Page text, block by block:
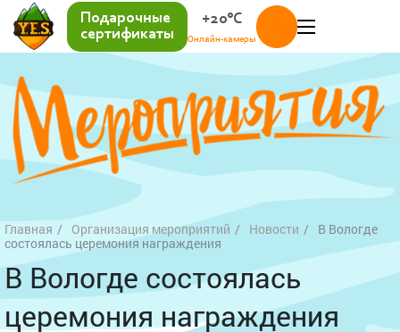
Подарочные
сертификаты
+20°C
Онлайн-камеры
Главная Организация мероприятий Новости
В Вологде
состоялась церемония награждения
В Вологде состоялась
церемония награждения